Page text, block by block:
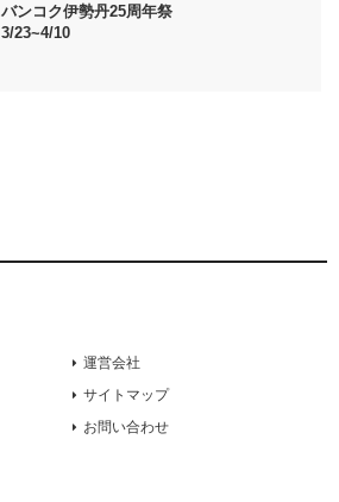
バンコク伊勢丹25周年祭
3/23~4/10
運営会社
サイトマップ
お問い合わせ